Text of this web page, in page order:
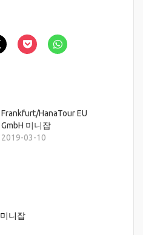
Frankfurt/HanaTour EU
GmbH 미니잡
2019-03-10
미니잡